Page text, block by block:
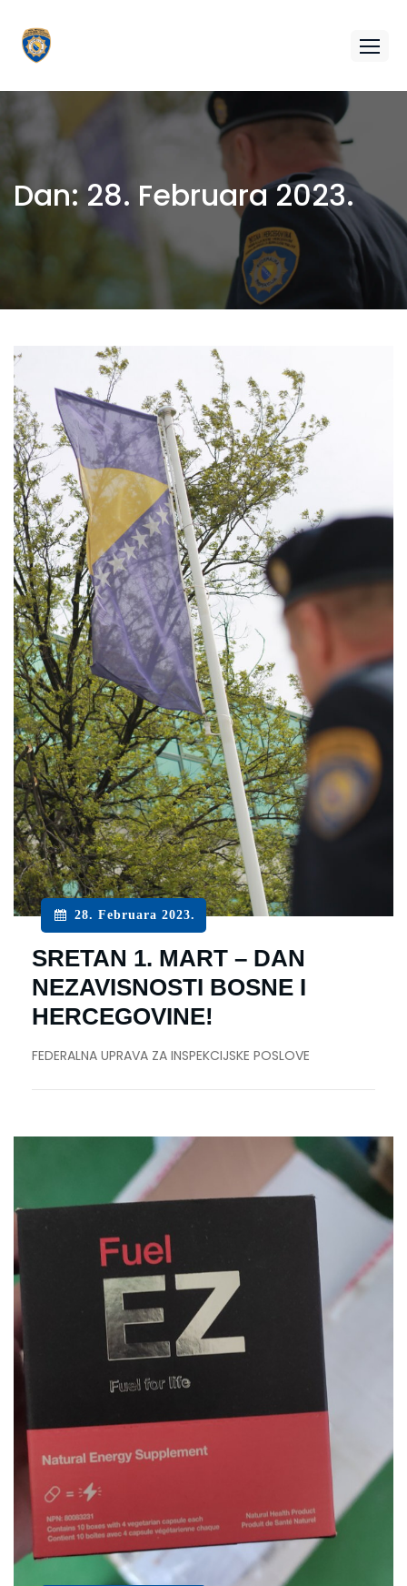
Dan:28. Februara 2023.
28. Februara 2023.
SRETAN 1. MART – DAN
NEZAVISNOSTI BOSNE I
HERCEGOVINE!
FEDERALNA UPRAVA ZA INSPEKCIJSKE POSLOVE